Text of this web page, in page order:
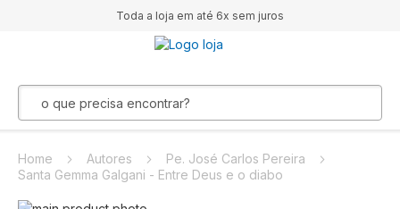
Toda a loja em até 6x sem juros
Home Autores
Pe. José Carlos Pereira
Santa Gemma Galgani - Entre Deus e o diabo